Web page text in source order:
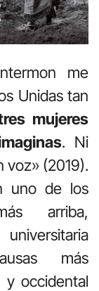
me
Unidas tan
mujeres
. Ni
voz» (2019).
uno de los
arriba,
más
y occidental